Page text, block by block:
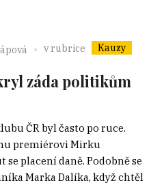
v rubrice Kauzy
záda politikům
ČR byl často po ruce.
premiérovi Mirku
placení daně. Podobně se
Marka Dalíka, když chtěl